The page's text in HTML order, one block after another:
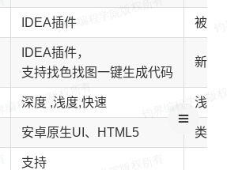
IDEA插件 被控
IDEA插件，
支持找色找图一键生成代码
新版
深度 ,浅度,快速 浅度
安卓原生UI、HTML5 类
支持